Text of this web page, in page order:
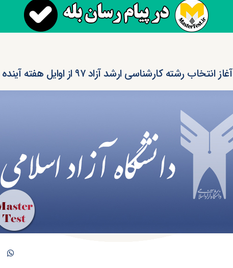
آغاز انتخاب رشته کارشناسی ارشد آزاد ۹۷ از اوایل هفته آینده